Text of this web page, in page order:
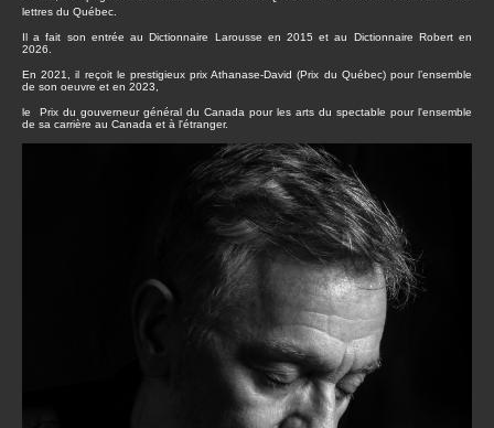
lettres du Québec.
Il a fait son entrée au Dictionnaire Larousse en 2015 et au Dictionnaire Robert en
2026.
En 2021, il reçoit le prestigieux prix Athanase-David (Prix du Québec) pour l’ensemble
de son oeuvre et en 2023,
le Prix du gouverneur général du Canada pour les arts du spectable pour l'ensemble
de sa carrière au Canada et à l'étranger.